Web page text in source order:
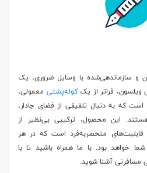
و سازماندهی‌شده با وسایل ضروری، یک
فراتر از یککوله‌پشتیمعمولی،
که به دنبال تلفیقی از فضای جادار،
این محصول، ترکیبی بی‌نظیر از
قابلیت‌های منحصربه‌فرد است که در هر
خواهد بود. با ما همراه باشید تا با
مسافرتی آشنا شوید.